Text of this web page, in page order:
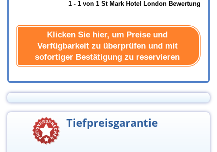
1 - 1 von 1 St Mark Hotel London Bewertung
Klicken Sie hier, um Preise und
Verfügbarkeit zu überprüfen und mit
sofortiger Bestätigung zu reservieren
Tiefpreisgarantie